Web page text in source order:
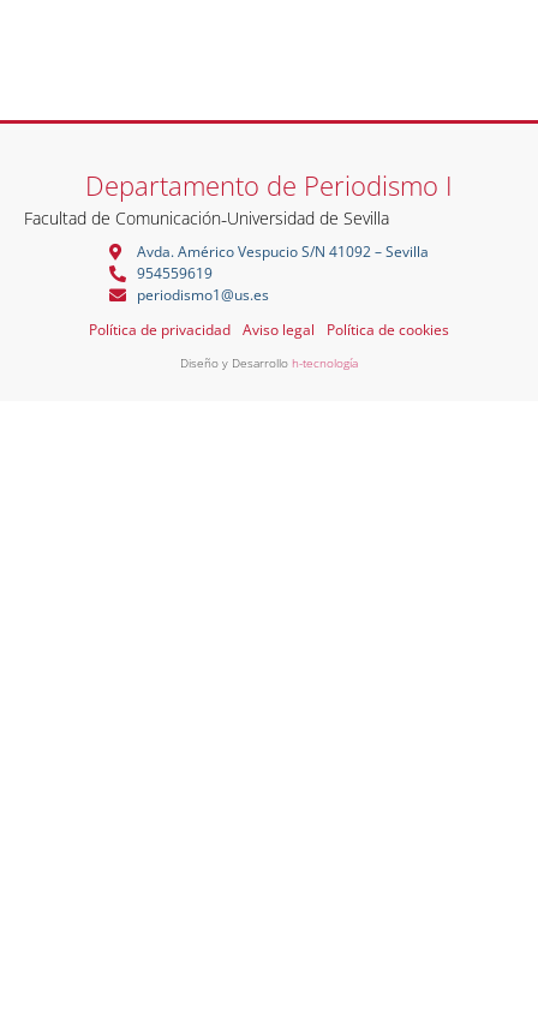
Departamento de Periodismo I
Facultad de Comunicación-Universidad de Sevilla
Avda. Américo Vespucio S/N 41092 – Sevilla
954559619
periodismo1@us.es
Política de privacidad Aviso legal Política de cookies
Diseño y Desarrollo h-tecnología